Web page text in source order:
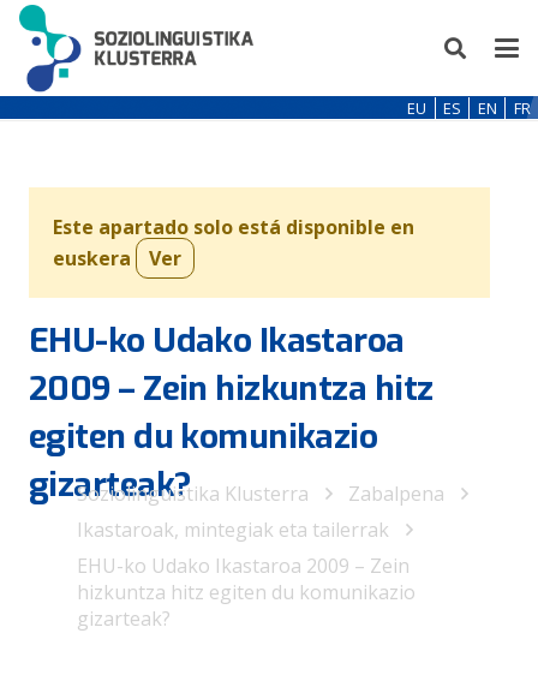
EU ES EN FR
Este apartado solo está disponible en
euskera
Ver
EHU-ko Udako Ikastaroa
2009 – Zein hizkuntza hitz
egiten du komunikazio
gizarteak?
Soziolinguistika Klusterra
Zabalpena
Ikastaroak, mintegiak eta tailerrak
EHU-ko Udako Ikastaroa 2009 – Zein
hizkuntza hitz egiten du komunikazio
gizarteak?